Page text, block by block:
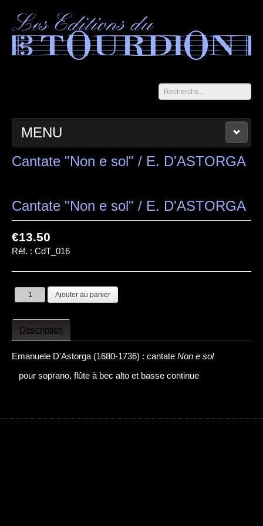
Rechercher
MENU
ACCUEIL LES CAHIERS DU TOURDION CATALOGUE
Cantate "Non e sol" / E. D'ASTORGA
Cantate "Non e sol" / E. D'ASTORGA
€13.50
Réf. : CdT_016
Description
Emanuele D'Astorga (1680-1736) : cantate Non e sol
pour soprano, flûte à bec alto et basse continue